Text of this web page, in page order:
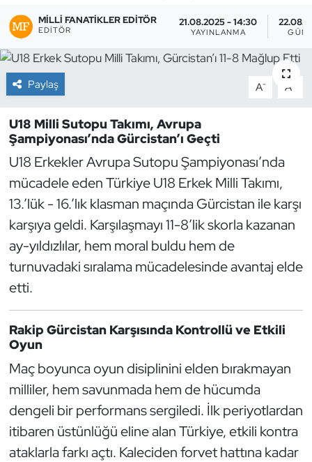
MILLI FANATIKLER EDITÖR
EDITÖR
21.08.2025 - 14:30
YAYINLANMA
Paylaş A- A +
U18 Milli Sutopu Takımı, Avrupa
Şampiyonası’nda Gürcistan’ı Geçti
U18 Erkekler Avrupa Sutopu Şampiyonası’nda
mücadele eden Türkiye U18 Erkek Milli Takımı,
13.’lük - 16.’lık klasman maçında Gürcistan ile karşı
karşıya geldi. Karşılaşmayı 11-8’lik skorla kazanan
ay-yıldızlılar, hem moral buldu hem de
turnuvadaki sıralama mücadelesinde avantaj elde
etti.
Rakip Gürcistan Karşısında Kontrollü ve Etkili
Oyun
Maç boyunca oyun disiplinini elden bırakmayan
milliler, hem savunmada hem de hücumda
dengeli bir performans sergiledi. İlk periyotlardan
itibaren üstünlüğü eline alan Türkiye, etkili kontra
ataklarla farkı açtı. Kaleciden forvet hattına kadar
Briç
Buz Hokeyi
Buz Pateni
Çim Hokeyi
Cimnastik
Curling
Dağcılık
Dans Sporları
E-Spor
Eskrim
Futbol